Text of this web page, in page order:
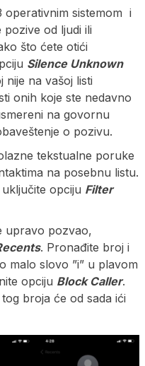
operativnim sistemom i
od ljudi ili
što ćete otići
Silence Unknown
nije na vašoj listi
onih koje ste nedavno
na govornu
o pozivu.
tekstualne poruke
na posebnu listu.
opciju Filter
upravo pozvao,
. Pronađite broj i
malo slovo ”i” u plavom
opciju Block Caller.
broja će od sada ići